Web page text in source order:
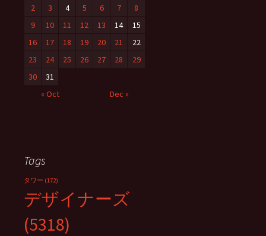
« Oct Dec »
2
3 4 5 6 7
8
9
10 11 12 13 14
15
16
17 18 19 20 21
22
23
24 25 26 27 28
29
30
31
Tags
タワー (172)
デザイナーズ
(5318)